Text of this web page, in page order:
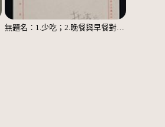
無題名：1.少吃；2.晚餐與早餐對調……；3.主副食對調……；4.多運動